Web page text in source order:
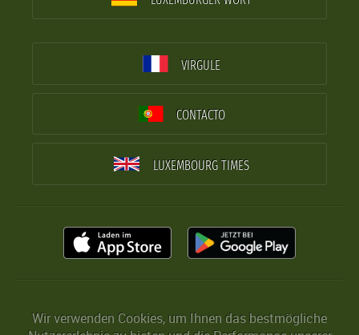
VIRGULE
CONTACTO
LUXEMBOURG TIMES
Wir verwenden Cookies, um Ihnen das bestmögliche